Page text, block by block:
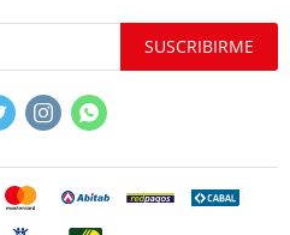
SUSCRIBIRME
 